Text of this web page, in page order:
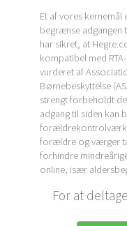
Et af vores
begrænse adgangen
har sikret, at
kompatibel med
vurderet af
Børnebeskyttelse
strengt forbeholdt
adgang til siden kan
forældre og værger
forhindre
online, især
For at